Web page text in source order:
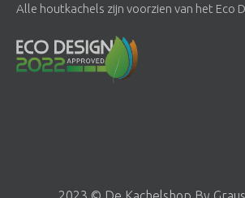
Alle houtkachels zijn voorzien van het Eco